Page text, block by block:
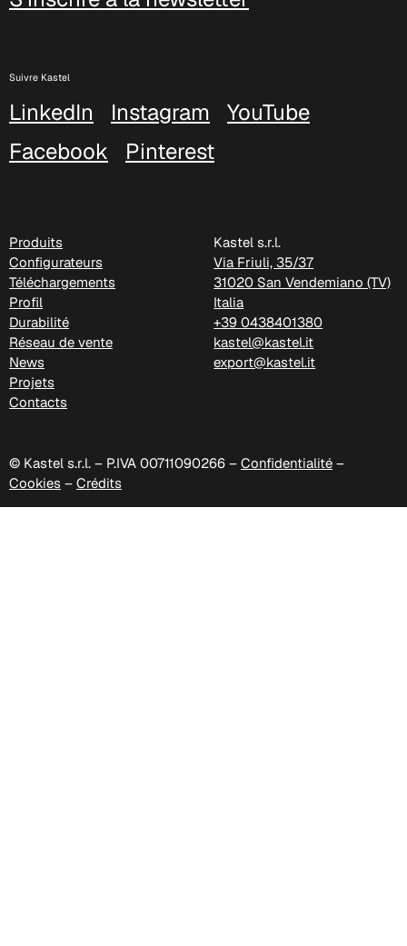
C 38A
Suivre Kastel
LinkedIn Instagram
YouTube
Facebook
Pinterest
Produits
Configurateurs
Téléchargements
Profil
Durabilité
Réseau de vente
News
Projets
Contacts
Kastel s.r.l.
Via Friuli, 35/37
31020 San Vendemiano (TV)
Italia
+39 0438401380
kastel@kastel.it
export@kastel.it
© Kastel s.r.l. – P.IVA 00711090266 – Confidentialité –
Cookies – Crédits